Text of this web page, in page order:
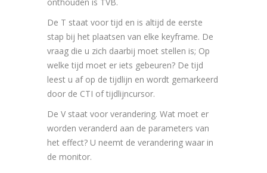
De T staat voor tijd en is altijd de eerste
stap bij het plaatsen van elke keyframe. De
vraag die u zich daarbij moet stellen is; Op
welke tijd moet er iets gebeuren? De tijd
leest u af op de tijdlijn en wordt gemarkeerd
door de CTI of tijdlijncursor.
De V staat voor verandering. Wat moet er
worden veranderd aan de parameters van
het effect? U neemt de verandering waar in
de monitor.